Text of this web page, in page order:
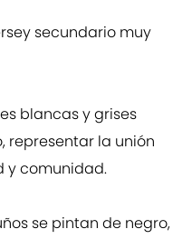
secundario muy
blancas y grises
representar la unión
y comunidad.
se pintan de negro,